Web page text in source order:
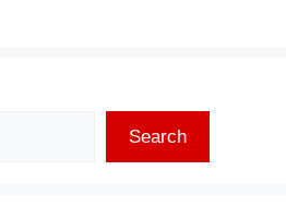
Search